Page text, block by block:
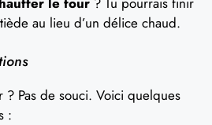
au lieu d’un délice chaud.
? Pas de souci. Voici quelques
: